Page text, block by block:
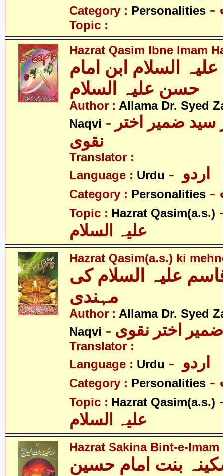
Category : Personalities
Topic :
Hazrat Qasim Ibne Imam
السلام ابن امام
Author : Allama Dr. Syed
Naqvi - علامہ ڈاکٹر سید ضمیر اختر
نقوی
Translator :
Language : Urdu
Category : Personalities
Topic : Hazrat Qasim(a.s.)
علیہ السلام
Hazrat Qasim(a.s.) ki
علیہ السلام کی
مہندی
Author : Allama Dr. Syed
Naqvi
اختر نقوی
Translator :
Language : Urdu
Category : Personalities
Topic : Hazrat Qasim(a.s.)
علیہ السلام
Hazrat Sakina Bint-e-
بنت امام حسین